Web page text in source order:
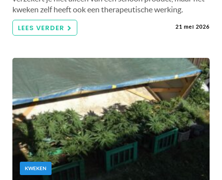
kweken zelf heeft ook een therapeutische werking.
LEES VERDER 21 mei 2026
KWEKEN